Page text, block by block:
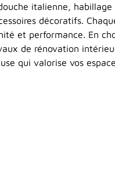
italienne,
décoratifs.
et performance. En
de rénovation
qui valorise vos